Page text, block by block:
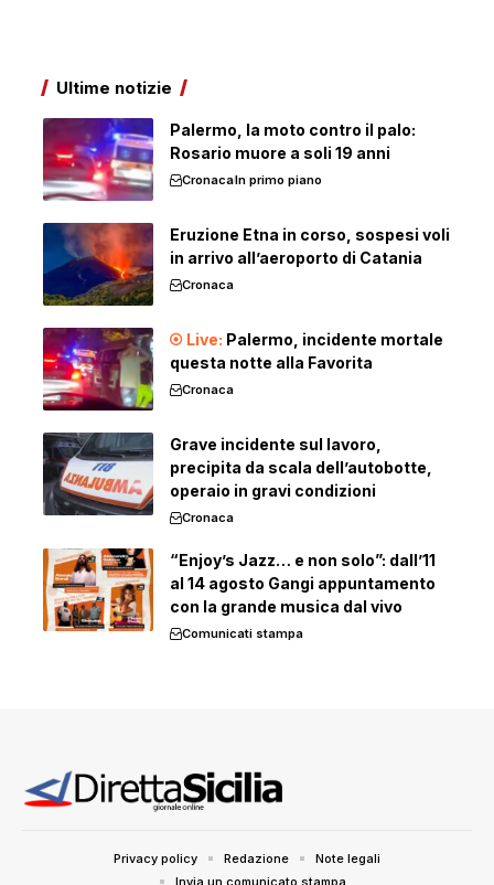
Ultime notizie
Palermo, la moto contro il palo:
Rosario muore a soli 19 anni
CronacaIn primo piano
Eruzione Etna in corso, sospesi voli
in arrivo all’aeroporto di Catania
Cronaca
Palermo, incidente mortale
questa notte alla Favorita
Cronaca
Grave incidente sul lavoro,
precipita da scala dell’autobotte,
operaio in gravi condizioni
Cronaca
“Enjoy’s Jazz… e non solo”: dall’11
al 14 agosto Gangi appuntamento
con la grande musica dal vivo
Comunicati stampa
Privacy policy Redazione
Note legali
Invia un comunicato stampa